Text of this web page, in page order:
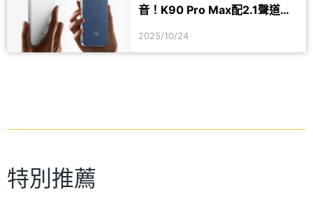
音！K90 Pro Max配2.1聲道系
2025/10/24
特別推薦